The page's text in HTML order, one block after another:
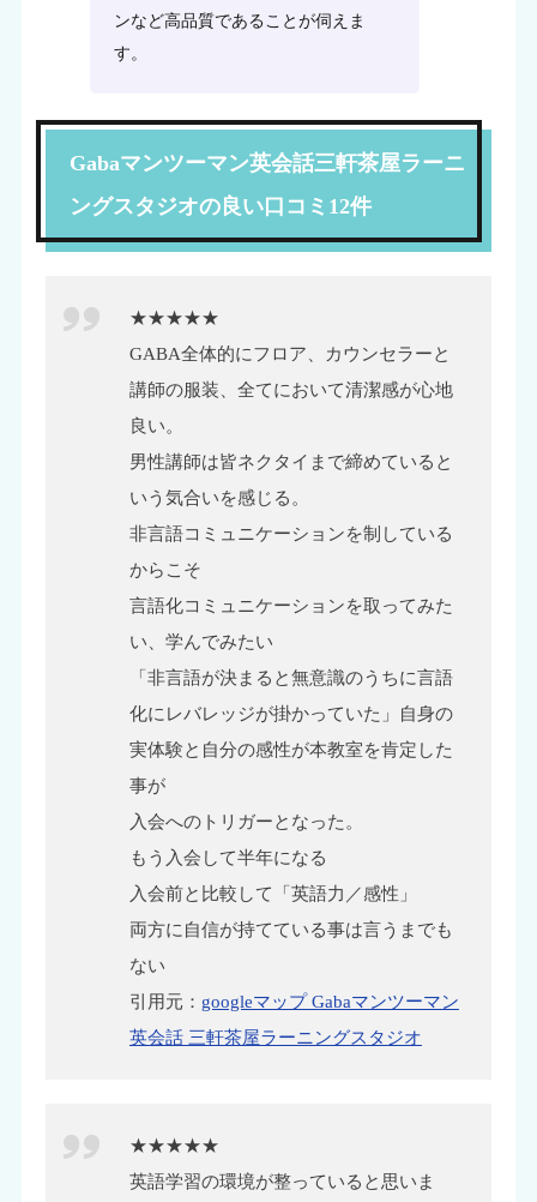
ンなど高品質であることが伺えま
す。
Gabaマンツーマン英会話三軒茶屋ラーニ
ングスタジオの良い口コミ12件
★★★★★
GABA全体的にフロア、カウンセラーと
講師の服装、全てにおいて清潔感が心地
良い。
男性講師は皆ネクタイまで締めていると
いう気合いを感じる。
非言語コミュニケーションを制している
からこそ
言語化コミュニケーションを取ってみた
い、学んでみたい
「非言語が決まると無意識のうちに言語
化にレバレッジが掛かっていた」自身の
実体験と自分の感性が本教室を肯定した
事が
入会へのトリガーとなった。
もう入会して半年になる
入会前と比較して「英語力／感性」
両方に自信が持てている事は言うまでも
ない
引用元： googleマップ Gabaマンツーマン
英会話 三軒茶屋ラーニングスタジオ
★★★★★
英語学習の環境が整っていると思いま